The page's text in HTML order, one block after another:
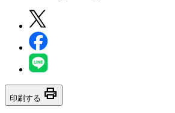
印刷する print